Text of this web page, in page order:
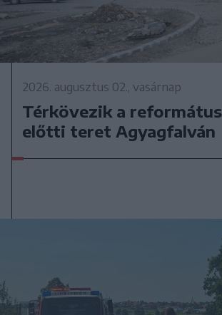
2026. augusztus 02., vasárnap
Térkövezik a
előtti teret Agyagfalván